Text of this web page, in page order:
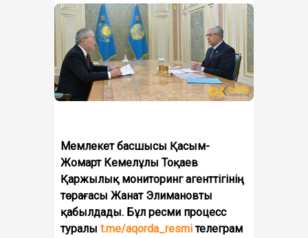
Мемлекет басшысы Қасым-
Жомарт Кемелұлы Тоқаев
Қаржылық мониторинг агенттігінің
төрағасы Жанат Элимановты
қабылдады. Бұл ресми процесс
туралы t.me/aqorda_resmiтелеграм